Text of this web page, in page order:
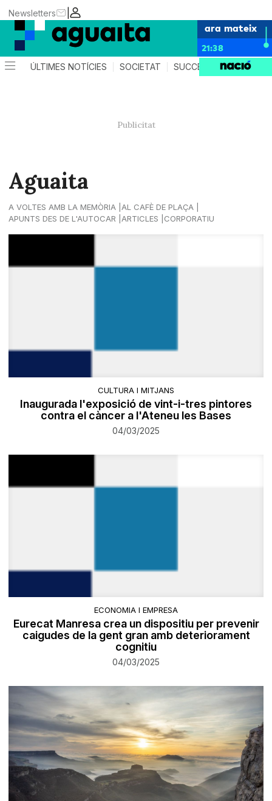
|
Newsletters
ara mateix
21:38
ÚLTIMES NOTÍCIES SOCIETAT SUCCESSOS AGENDA
Aguaita
A VOLTES AMB LA MEMÒRIA
AL CAFÈ DE PLAÇA
APUNTS DES DE L'AUTOCAR
ARTICLES CORPORATIU
CULTURA I MITJANS
Inaugurada l'exposició de vint-i-tres pintores
contra el càncer a l'Ateneu les Bases
04/03/2025
ECONOMIA I EMPRESA
Eurecat Manresa crea un dispositiu per prevenir
caigudes de la gent gran amb deteriorament
cognitiu
04/03/2025